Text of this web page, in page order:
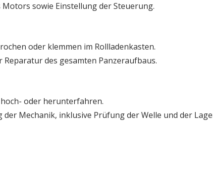
sowie Einstellung der Steuerung.
oder klemmen im Rollladenkasten.
Reparatur des gesamten Panzeraufbaus.
oder herunterfahren.
Mechanik, inklusive Prüfung der Welle und der